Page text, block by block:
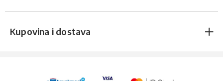
Kupovina i dostava